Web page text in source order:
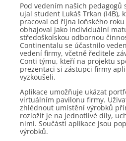
Pod vedením našich pedagogů
ujal student Lukáš Trkan (I4B),
pracoval od října loňského
obhajoval jako individuální
středoškolskou odbornou
Continentalu se účastnilo
vedení firmy, včetně ředitele
Conti týmu, kteří na projektu
prezentaci si zástupci firmy
vyzkoušeli.
Aplikace umožňuje ukázat
virtuálním pavilonu firmy.
zhlédnout umístění výrobků
rozložit je na jednotlivé díly,
nimi. Součástí aplikace jsou
výrobků.